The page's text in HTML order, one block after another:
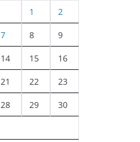
1 2
7 8 9
14 15 16
21 22 23
28 29 30